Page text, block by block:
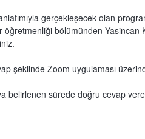
gerçekleşecek olan
bölümünden Yasincan
şeklinde Zoom uygulaması
belirlenen sürede doğru cevap